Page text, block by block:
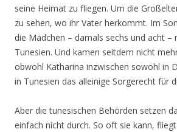
seine Heimat zu fliegen. Um die
zu sehen, wo ihr Vater herkommt. Im
die Mädchen – damals sechs und acht –
Tunesien. Und kamen seitdem nicht
obwohl Katharina inzwischen sowohl in
in Tunesien das alleinige Sorgerecht für
Aber die tunesischen Behörden setzen
einfach nicht durch. So oft sie kann,